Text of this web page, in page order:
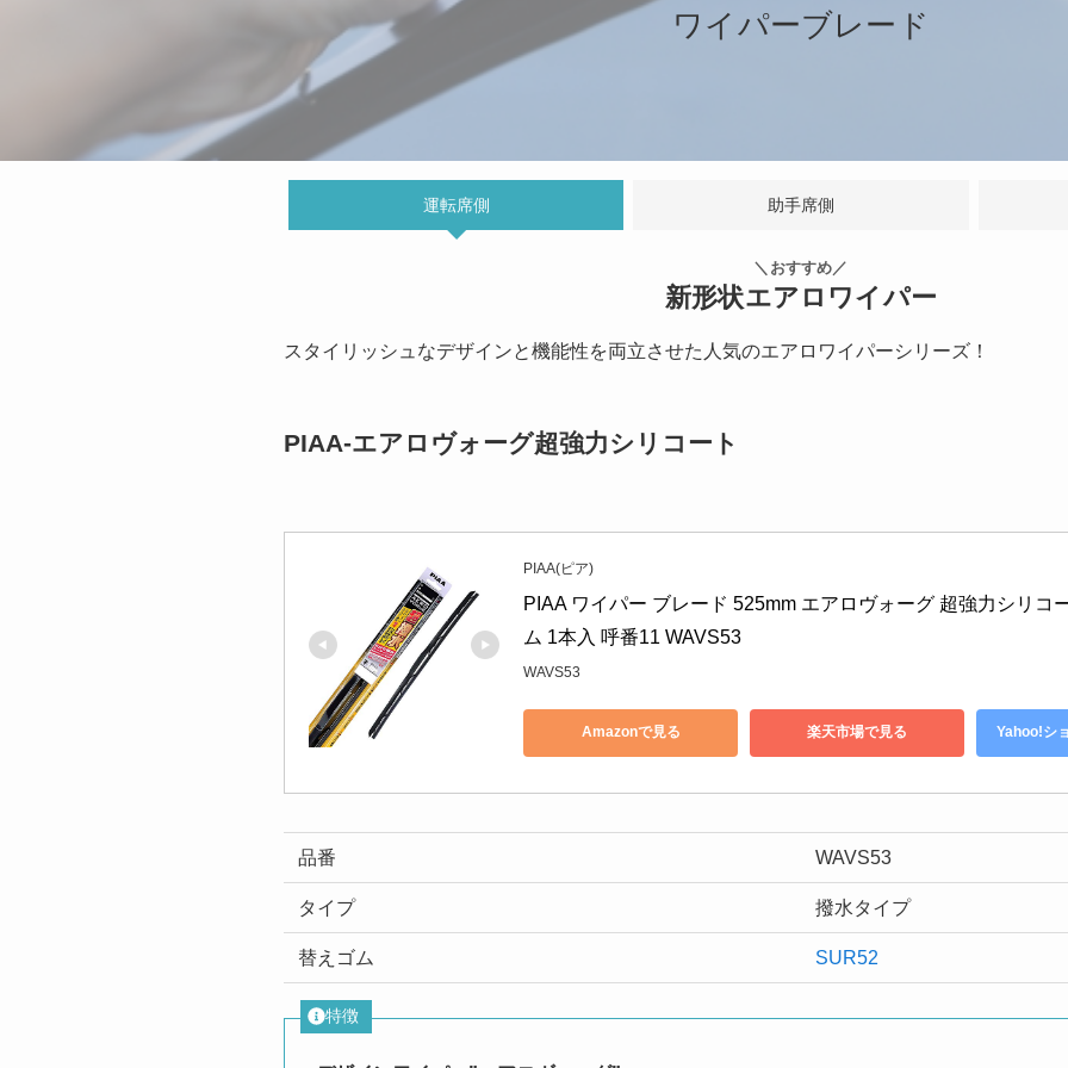
ワイパーブレード
運転席側 助手席側
＼おすすめ／
新形状エアロワイパー
スタイリッシュなデザインと機能性を両立させた人気のエアロワイパーシリーズ！
PIAA-エアロヴォーグ超強力シリコート
PIAA(ピア)
PIAA ワイパー ブレード 525mm エアロヴォーグ 超強力シリコ
ム 1本入 呼番11 WAVS53
WAVS53
Amazonで見る 楽天市場で見る Yahoo!シ
品番 WAVS53
タイプ 撥水タイプ
替えゴム SUR52
特徴